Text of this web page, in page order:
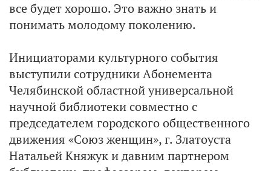
все будет хорошо. Это важно знать и
понимать молодому поколению.
Инициаторами культурного события
выступили сотрудники Абонемента
Челябинской областной универсальной
научной библиотеки совместно с
председателем городского общественного
движения «Союз женщин», г. Златоуста
Натальей Княжук и давним партнером